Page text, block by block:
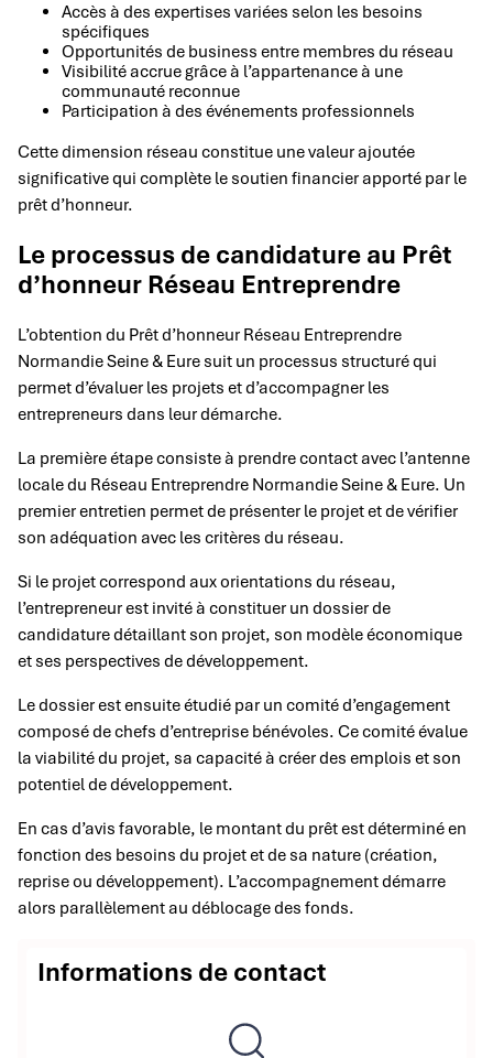
Accès à des expertises variées selon les besoins
spécifiques
Opportunités de business entre membres du réseau
Visibilité accrue grâce à l’appartenance à une
communauté reconnue
Participation à des événements professionnels
Cette dimension réseau constitue une valeur ajoutée
significative qui complète le soutien financier apporté par le
prêt d’honneur.
Le processus de candidature au Prêt
d’honneur Réseau Entreprendre
L’obtention du Prêt d’honneur Réseau Entreprendre
Normandie Seine & Eure suit un processus structuré qui
permet d’évaluer les projets et d’accompagner les
entrepreneurs dans leur démarche.
La première étape consiste à prendre contact avec l’antenne
locale du Réseau Entreprendre Normandie Seine & Eure. Un
premier entretien permet de présenter le projet et de vérifier
son adéquation avec les critères du réseau.
Si le projet correspond aux orientations du réseau,
l’entrepreneur est invité à constituer un dossier de
candidature détaillant son projet, son modèle économique
et ses perspectives de développement.
Le dossier est ensuite étudié par un comité d’engagement
composé de chefs d’entreprise bénévoles. Ce comité évalue
la viabilité du projet, sa capacité à créer des emplois et son
potentiel de développement.
En cas d’avis favorable, le montant du prêt est déterminé en
fonction des besoins du projet et de sa nature (création,
reprise ou développement). L’accompagnement démarre
alors parallèlement au déblocage des fonds.
Informations de contact